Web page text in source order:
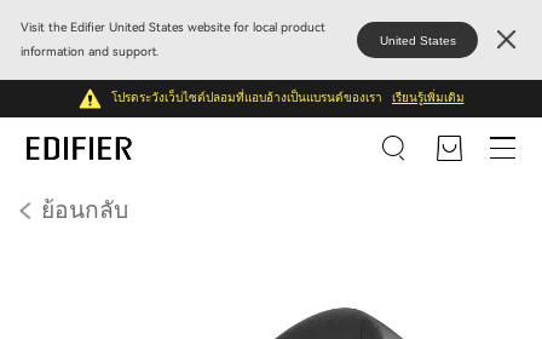
Visit the Edifier United States website for local product
information and support.
United States
โปรดระวังเว็บไซต์ปลอมที่แอบอ้างเป็นแบรนด์ของเรา เรียนรู้เพิ่มเติม
ย้อนกลับ